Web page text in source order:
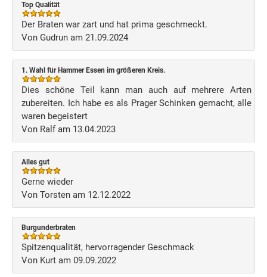
Top Qualität
Der Braten war zart und hat prima geschmeckt.
Von Gudrun am 21.09.2024
1. Wahl für Hammer Essen im größeren Kreis.
Dies schöne Teil kann man auch auf mehrere Arten
zubereiten. Ich habe es als Prager Schinken gemacht, alle
waren begeistert
Von Ralf am 13.04.2023
Alles gut
Gerne wieder
Von Torsten am 12.12.2022
Burgunderbraten
Spitzenqualität, hervorragender Geschmack
Von Kurt am 09.09.2022